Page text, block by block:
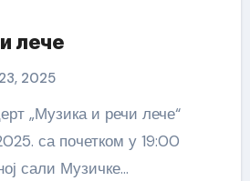
лече
2025
са почетком у 19:00
сали Музичке…